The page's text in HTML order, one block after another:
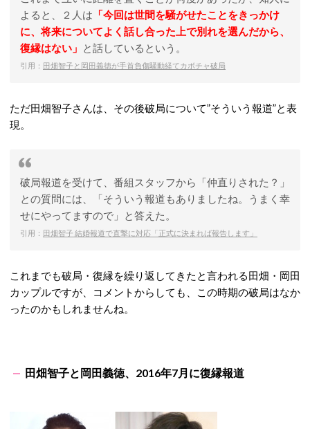
よると、２人は 「今回は世間を騒がせたことをきっかけ
に、将来についてよく話し合った上で別れを選んだから、
復縁はない」 と話しているという。
引用： 田畑智子と岡田義徳が手首負傷騒動経てカボチャ破局
ただ田畑智子さんは、その後破局について”そういう報道”と表
現。
破局報道を受けて、番組スタッフから「仲直りされた？」
との質問には、「そういう報道もありましたね。うまく幸
せにやってますので」と答えた。
引用： 田畑智子 結婚報道で直撃に対応「正式に決まれば報告します」
これまでも破局・復縁を繰り返してきたと言われる田畑・岡田
カップルですが、コメントからしても、この時期の破局はなか
ったのかもしれませんね。
田畑智子と岡田義徳、2016年7月に復縁報道